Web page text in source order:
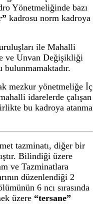
Yönetmeliğinde bazı
kadrosu norm kadroya
ile Mahalli
ve Unvan Değişikliği
mezkur yönetmeliğe İç
idarelerde çalışan
bu kadroya atanma
tazminatı, diğer bir
Bilindiği üzere
ve Tazminatlara
düzenlendiği 2
6 ncı sırasında
üzere “tersane”